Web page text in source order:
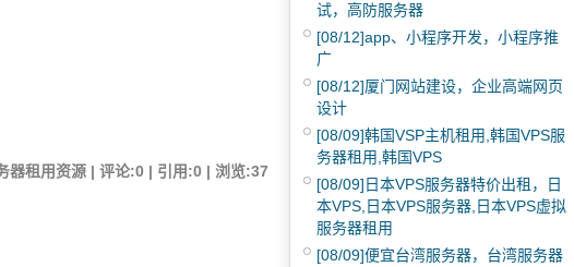
器租用资源 | 评论:0 | 引用:0 | 浏览:37
试，高防服务器
[08/12]app、小程序开发，小程序推
广
[08/12]厦门网站建设，企业高端网页
设计
[08/09]韩国VSP主机租用,韩国VPS服
务器租用,韩国VPS
[08/09] 日本VPS服务器特价出租，日
本VPS,日本VPS服务器,日本VPS虚拟
服务器租用
[08/09]便宜台湾服务器，台湾服务器